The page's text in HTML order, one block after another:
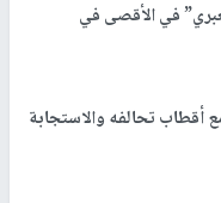
في الأقصى في
أقطاب تحالفه والاستجابة